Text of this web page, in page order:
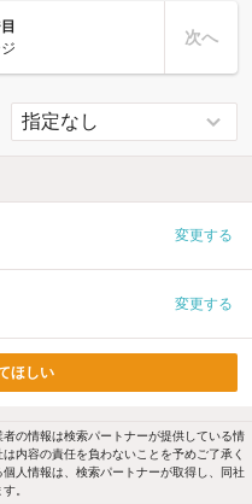
次へ
変更する
変更する
ほしい
の情報は検索パートナーが提供している情
内容の責任を負わないことを予めご了承く
人情報は、検索パートナーが取得し、同社
。